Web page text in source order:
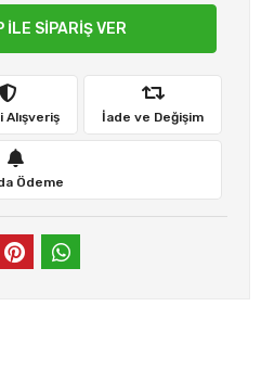
İLE SİPARİŞ VER
Alışveriş İade ve Değişim
Ödeme